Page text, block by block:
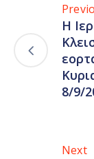
Η
8/9/
Next